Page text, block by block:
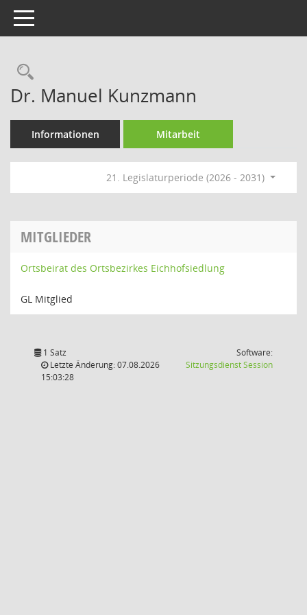
Toggle navigation
Rechercheauswahl
Dr. Manuel Kunzmann
Informationen Mitarbeit
21. Legislaturperiode (2026 - 2031)
MITGLIEDER
Ortsbeirat des Ortsbezirkes Eichhofsiedlung
GL Mitglied
1 Satz
Letzte Änderung: 07.08.2026
15:03:28
Software:
SitzungsdienstSession(Wird in